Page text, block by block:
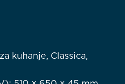
kuhanje, Classica,